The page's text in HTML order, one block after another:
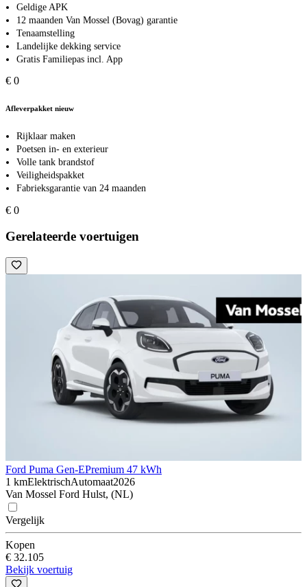
Geldige APK
12 maanden Van Mossel (Bovag) garantie
Tenaamstelling
Landelijke dekking service
Gratis Familiepas incl. App
€ 0
Afleverpakket nieuw
Rijklaar maken
Poetsen in- en exterieur
Volle tank brandstof
Veiligheidspakket
Fabrieksgarantie van 24 maanden
€ 0
Gerelateerde voertuigen
Ford Puma Gen-EPremium 47 kWh
1 kmElektrischAutomaat2026
Van Mossel Ford Hulst, (NL)
Vergelijk
Kopen
€ 32.105
Bekijk voertuig